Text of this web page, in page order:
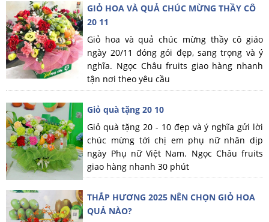
GIỎ HOA VÀ QUẢ CHÚC MỪNG THẦY CÔ
20 11
Giỏ hoa và quả chúc mừng thầy cô giáo
ngày 20/11 đóng gói đẹp, sang trọng và ý
nghĩa. Ngọc Châu fruits giao hàng nhanh
tận nơi theo yêu cầu
Giỏ quà tặng 20 10
Giỏ quà tặng 20 - 10 đẹp và ý nghĩa gửi lời
chúc mừng tới chị em phụ nữ nhân dịp
ngày Phụ nữ Việt Nam. Ngọc Châu fruits
giao hàng nhanh 30 phút
THẮP HƯƠNG 2025 NÊN CHỌN GIỎ HOA
QUẢ NÀO?